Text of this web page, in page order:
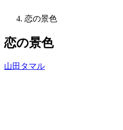
恋の景色
恋の景色
山田タマル